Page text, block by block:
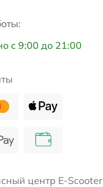
с 9:00 до 21:00
центр E-Scooter